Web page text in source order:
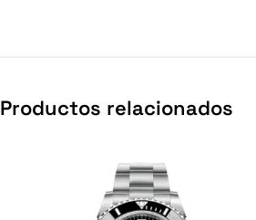
Productos relacionados